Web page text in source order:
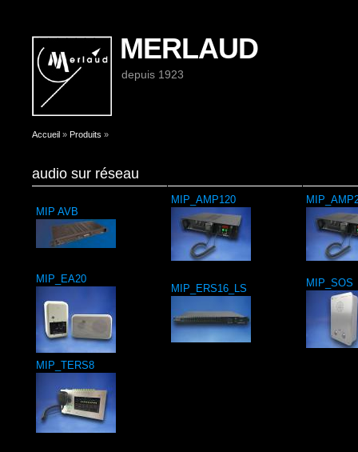
MERLAUD
depuis 1923
Vous êtes ici
Accueil » Produits »
audio sur réseau
MIP AVB
MIP_AMP120
MIP_EA20
MIP_ERS16_LS
MIP_SOS
MIP_TERS8